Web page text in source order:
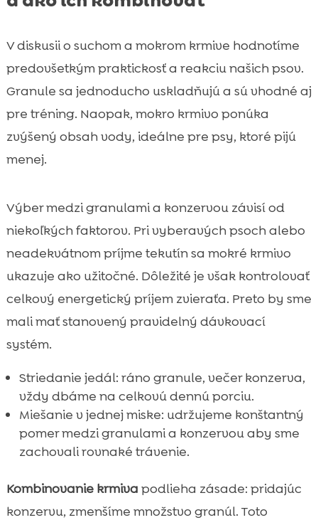
V diskusii o suchom a mokrom krmive hodnotíme
predovšetkým praktickosť a reakciu našich psov.
Granule sa jednoducho uskladňujú a sú vhodné aj
pre tréning. Naopak, mokro krmivo ponúka
zvýšený obsah vody, ideálne pre psy, ktoré pijú
menej.
Výber medzi granulami a konzervou závisí od
niekoľkých faktorov. Pri vyberavých psoch alebo
neadekvátnom príjme tekutín sa mokré krmivo
ukazuje ako užitočné. Dôležité je však kontrolovať
celkový energetický príjem zvieraťa. Preto by sme
mali mať stanovený pravidelný dávkovací
systém.
Striedanie jedál: ráno granule, večer konzerva,
vždy dbáme na celkovú dennú porciu.
Miešanie v jednej miske: udržujeme konštantný
pomer medzi granulami a konzervou aby sme
zachovali rovnaké trávenie.
Kombinovanie krmiva podlieha zásade: pridajúc
konzervu, zmenšíme množstvo granúl. Toto